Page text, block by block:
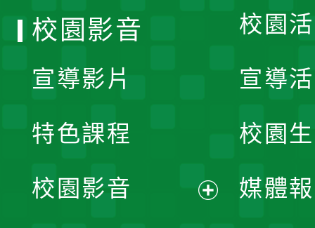
校園
宣導
校園
媒體
校園影音
宣導影片
特色課程
校園影音